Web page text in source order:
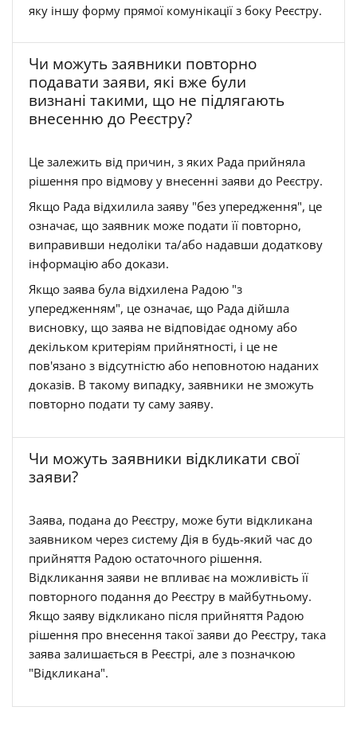
яку іншу форму прямої комунікації з боку Реєстру.
Чи можуть заявники повторно
подавати заяви, які вже були
визнані такими, що не підлягають
внесенню до Реєстру?
Це залежить від причин, з яких Рада прийняла
рішення про відмову у внесенні заяви до Реєстру.
Якщо Рада відхилила заяву "без упередження", це
означає, що заявник може подати її повторно,
виправивши недоліки та/або надавши додаткову
інформацію або докази.
Якщо заява була відхилена Радою "з
упередженням", це означає, що Рада дійшла
висновку, що заява не відповідає одному або
декільком критеріям прийнятності, і це не
пов'язано з відсутністю або неповнотою наданих
доказів. В такому випадку, заявники не зможуть
повторно подати ту саму заяву.
Чи можуть заявники відкликати свої
заяви?
Заява, подана до Реєстру, може бути відкликана
заявником через систему Дія в будь-який час до
прийняття Радою остаточного рішення.
Відкликання заяви не впливає на можливість її
повторного подання до Реєстру в майбутньому.
Якщо заяву відкликано після прийняття Радою
рішення про внесення такої заяви до Реєстру, така
заява залишається в Реєстрі, але з позначкою
"Відкликана".